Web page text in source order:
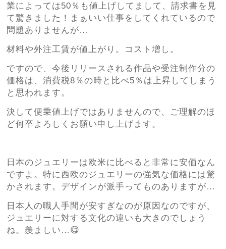
業によっては50％も値上げしてまして、請求書を見
て驚きました！まぁいい仕事をしてくれているので
問題ありませんが…
材料や外注工賃が値上がり。コスト増し。
ですので、今後リリースされる作品や受注制作分の
価格は、消費税8％の時と比べ5％は上昇してしまう
と思われます。
決して便乗値上げではありませんので、ご理解のほ
ど何卒よろしくお願い申し上げます。
日本のジュエリーは欧米に比べると非常に安価なん
ですよ。特に西欧のジュエリーの強気な価格には驚
かされます。デザインが派手ってものありますが…
日本人の職人手間が安すぎなのが原因なのですが、
ジュエリーに対する文化の違いも大きのでしょう
ね。羨ましい…😋